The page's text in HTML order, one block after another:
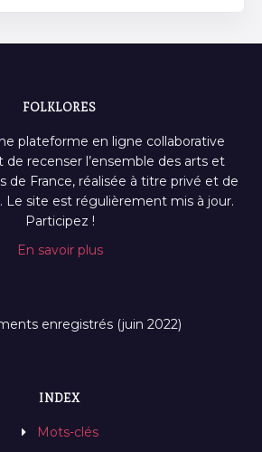
FOLKLORES
plateforme en ligne collaborative
de recenser l’ensemble des arts et
de France, réalisée à titre privé et de
Le site est régulièrement mis à jour.
Participez !
En savoir plus
enregistrés (juin 2022)
INDEX
Mots-clés